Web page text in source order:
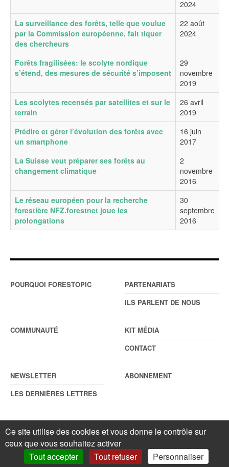
2024
La surveillance des forêts, telle que voulue
par la Commission européenne, fait tiquer
des chercheurs
22 août
2024
Forêts fragilisées: le scolyte nordique
s’étend, des mesures de sécurité s’imposent
29
novembre
2019
Les scolytes recensés par satellites et sur le
terrain
26 avril
2019
Prédire et gérer l’évolution des forêts avec
un smartphone
16 juin
2017
La Suisse veut préparer ses forêts au
changement climatique
2
novembre
2016
Le réseau européen pour la recherche
forestière NFZ.forestnet joue les
prolongations
30
septembre
2016
POURQUOI FORESTOPIC
PARTENARIATS
ILS PARLENT DE NOUS
COMMUNAUTÉ
KIT MÉDIA
CONTACT
NEWSLETTER
LES DERNIÈRES LETTRES
ABONNEMENT
© ForestopicMentions légales. Reproduction interdite sans autorisation
écrite préalable.Gestionnaire de cookies
Ce site utilise des cookies et vous donne le contrôle sur
ceux que vous souhaitez activer
Tout accepter
Tout refuser Personnaliser